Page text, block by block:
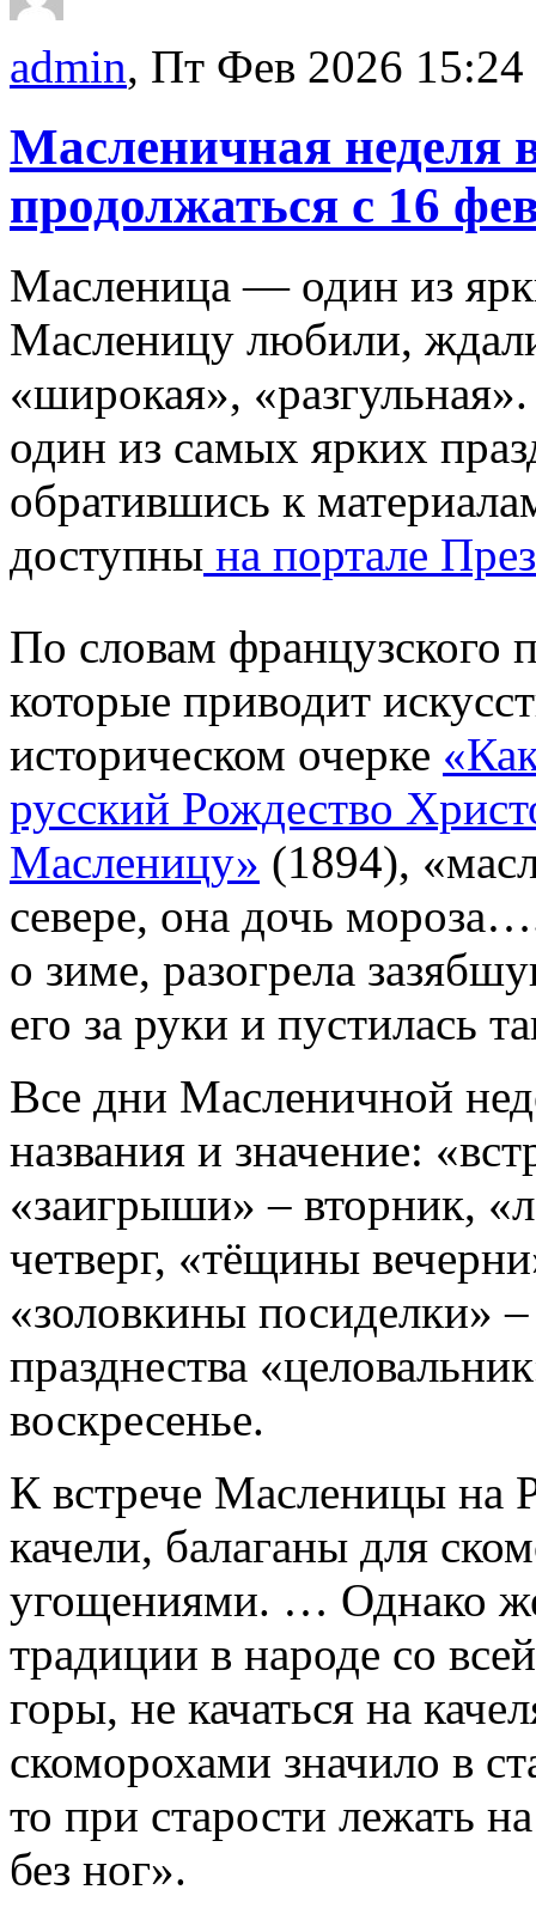
admin, Пт Фев 2026 15:24
Масленичная неделя
продолжаться с 16
Масленица — один из
Масленицу любили,
«широкая»,
один из самых ярких
обратившись к
доступны на портале
По словам
которые приводит
историческом очерке
русский Рождество
Масленицу» (1894),
севере, она дочь
о зиме, разогрела
его за руки и пустилась
Все дни Масленичной
названия и значение:
«заигрыши» – вторник,
четверг, «тёщины
«золовкины посиделки»
празднества
воскресенье.
К встрече Масленицы на
качели, балаганы для
угощениями. … Однако
традиции в народе со
горы, не качаться на
скоморохами значило в
то при старости лежать
без ног».